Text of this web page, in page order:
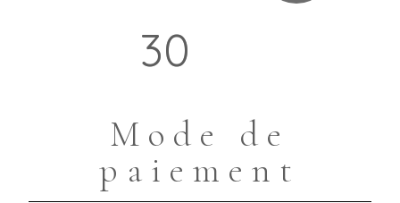
30
Mode de
paiement